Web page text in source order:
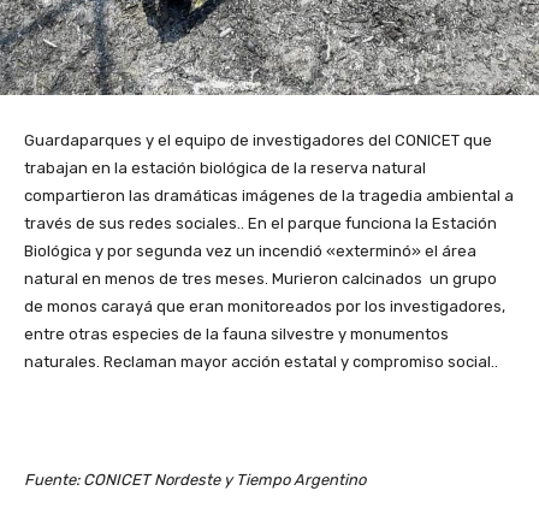
Guardaparques y el equipo de investigadores del CONICET que
trabajan en la estación biológica de la reserva natural
compartieron las dramáticas imágenes de la tragedia ambiental a
través de sus redes sociales.. En el parque funciona la Estación
Biológica y por segunda vez un incendió «exterminó» el área
natural en menos de tres meses. Murieron calcinados un grupo
de monos carayá que eran monitoreados por los investigadores,
entre otras especies de la fauna silvestre y monumentos
naturales. Reclaman mayor acción estatal y compromiso social..
Fuente: CONICET Nordeste y Tiempo Argentino